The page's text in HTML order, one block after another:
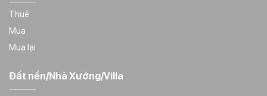
Thuê
Mua
Mua lại
Đất nền/Nhà Xưởng/Villa